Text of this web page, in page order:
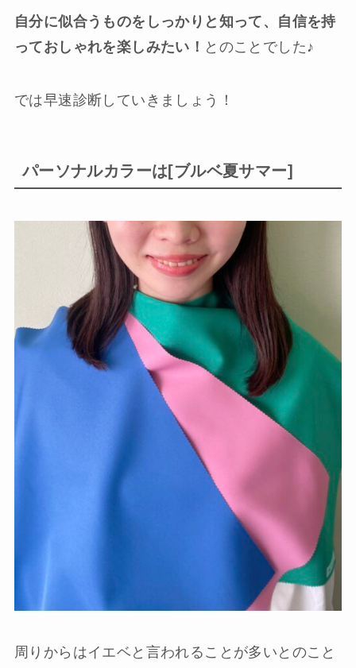
自分に似合うものをしっかりと知って、自信を持
っておしゃれを楽しみたい！ とのことでした♪
では早速診断していきましょう！
パーソナルカラーは[ブルベ夏サマー]
周りからはイエベと言われることが多いとのこと